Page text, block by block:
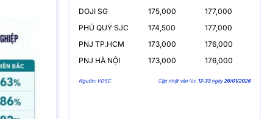
DOJI SG
175,000
177,000
PHÚ QUÝ SJC
174,500
177,000
PNJ TP.HCM
173,000
176,000
PNJ HÀ NỘI
173,000 176,000
Nguồn: VDSC Cập nhật vào lúc 13:33ngày26/01/2026